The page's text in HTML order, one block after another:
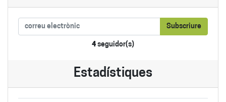
Subscriure
4 seguidor(s)
Estadístiques